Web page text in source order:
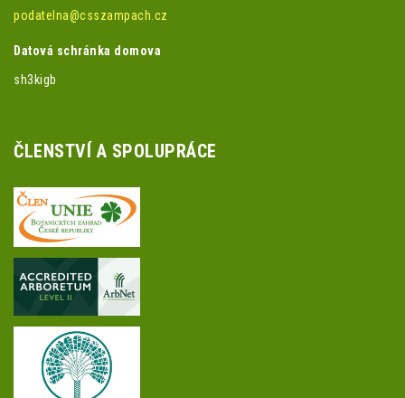
podatelna@csszampach.cz
Datová schránka domova
sh3kigb
ČLENSTVÍ A SPOLUPRÁCE